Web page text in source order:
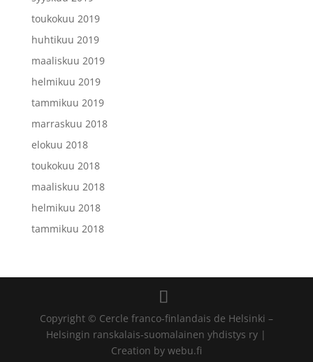
toukokuu 2019
huhtikuu 2019
maaliskuu 2019
helmikuu 2019
tammikuu 2019
marraskuu 2018
elokuu 2018
toukokuu 2018
maaliskuu 2018
helmikuu 2018
tammikuu 2018
Copyright © Cercle franco-finlandais de Helsinki –
Helsingin ranskalais-suomalainen yhdistys ry |
Creation by webu.fi